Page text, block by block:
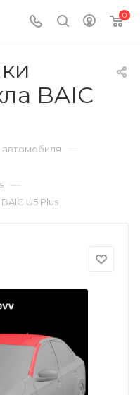
0
BAIC
—
—
U5 Plus